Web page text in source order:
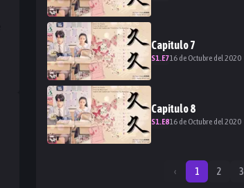
Capitulo7
S1.E716 de Octubre del 2020
Capitulo8
S1.E816 de Octubre del 2020
‹ 1 2 3